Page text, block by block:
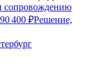
сопровождению
90 400 ₽Решение,